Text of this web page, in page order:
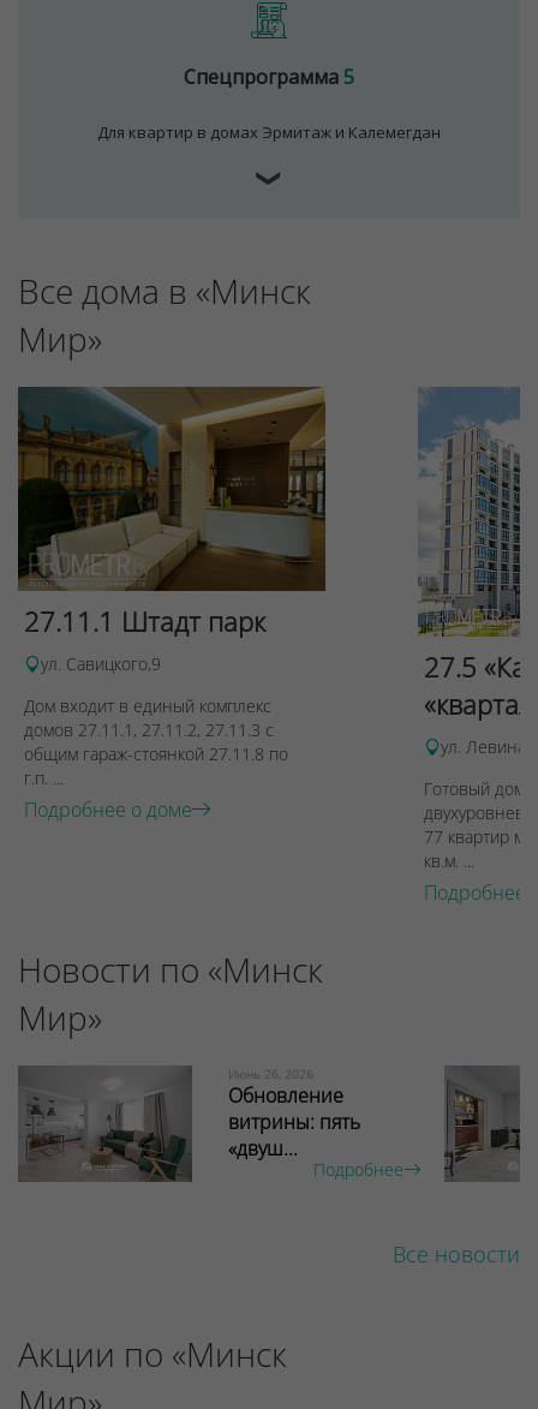
Спецпрограмма5
Для квартир в домах Эрмитаж и Калемегдан
❯
Все дома в «Минск
Мир»
27.11.1 Штадт парк
ул. Савицкого,9
Дом входит в единый комплекс
домов 27.11.1, 27.11.2, 27.11.3 с
общим гараж-стоянкой 27.11.8 по
г.п. ...
Подробнее о доме
27.5
ул. Левина,
Готовый дом
77 квартир
кв.м. ...
Подробнее
Новости по «Минск
Мир»
Июнь 26, 2026
Обновление
витрины: пять
«двуш...
Подробнее
Все новости
Акции по «Минск
Для обеспечения удобства пользователей сайта
используются cookies
Отклонить